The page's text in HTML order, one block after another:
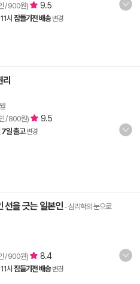
/ 900원) 9.5
시 잠들기전 배송 변경
/ 800원) 9.5
일 출고 변경
선을 긋는 일본인- 심리학의 눈으로
/ 900원) 8.4
시 잠들기전 배송 변경